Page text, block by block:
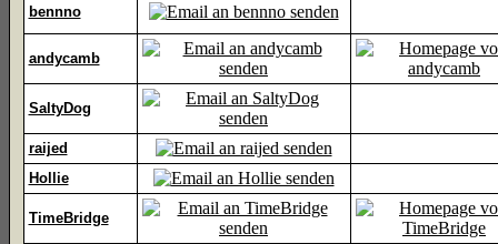
bennno
andycamb
SaltyDog
raijed
Hollie
TimeBridge